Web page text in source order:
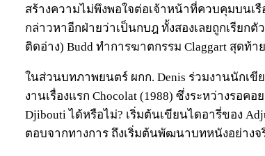
สร้างความไม่พึงพอใจต่อเจ้าหน้าที่ควบคุมบนเรื
กล่าวหาอีกฝ่ายว่าเป็นกบฎ ทั้งสองเลยถูกเรียกตั
ติดอ่าง) Budd ทำการฆาตกรรม Claggart สุด
ในส่วนบทภาพยนตร์ ผกก. Denis ร่วมงานนักเขี
งานเรื่องแรก Chocolat (1988) ซึ่งระหว่างรอ
Djibouti ได้หรือไม่? เริ่มต้นเขียนไดอารี่ของ
ตอบจากทางการ ถึงเริ่มต้นพัฒนาบทหนังอย่างจ